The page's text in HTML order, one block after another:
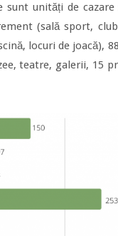
unități de cazare
(sală sport,
locuri de joacă),
teatre, galerii, 15